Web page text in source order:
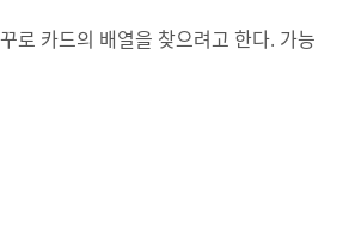
로 카드의 배열을 찾으려고 한다. 가능